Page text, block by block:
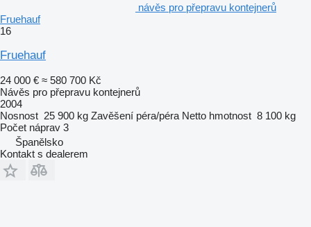
návěs pro přepravu kontejnerů
Fruehauf
16
Fruehauf
24 000 € ≈ 580 700 Kč
Návěs pro přepravu kontejnerů
2004
Nosnost 25 900 kg Zavěšení péra/péra Netto hmotnost 8 100 kg
Počet náprav 3
Španělsko
Kontakt s dealerem